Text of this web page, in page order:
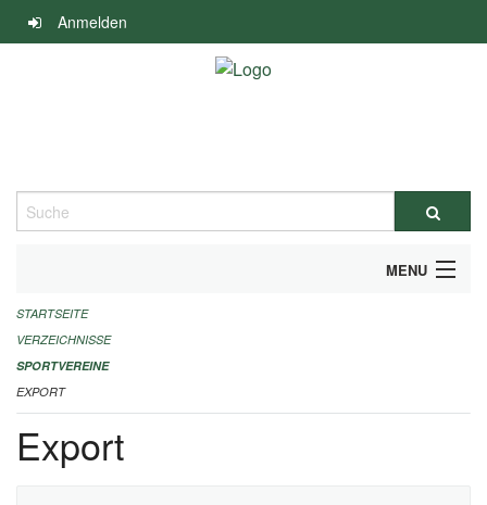
Navigation
überspringen
Anmelden
Suche
MENU
ALLGEMEINE INFORMATIONEN
FINANZIELLE UNTERSTÜTZUNG BENÖTIGT?
KONTAKT
STARTSEITE
VERZEICHNISSE
SPORTVEREINE
EXPORT
Export